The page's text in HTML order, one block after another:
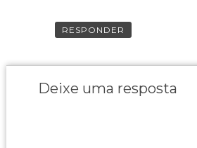
RESPONDER
Deixe uma resposta